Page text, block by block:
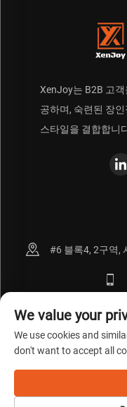
XenJoy는 B2B 고
공하며, 숙련된 장
스타일을 결합합니
#6 블록4, 2구역,
저작권 © ICP备
We value your
We use cookies and
don't want to accept all